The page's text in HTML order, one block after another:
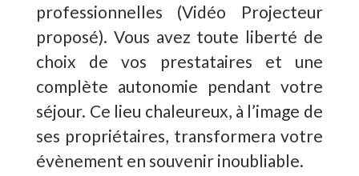
professionnelles (Vidéo Projecteur
proposé). Vous avez toute liberté de
choix de vos prestataires et une
complète autonomie pendant votre
séjour. Ce lieu chaleureux, à l’image de
ses propriétaires, transformera votre
évènement en souvenir inoubliable.